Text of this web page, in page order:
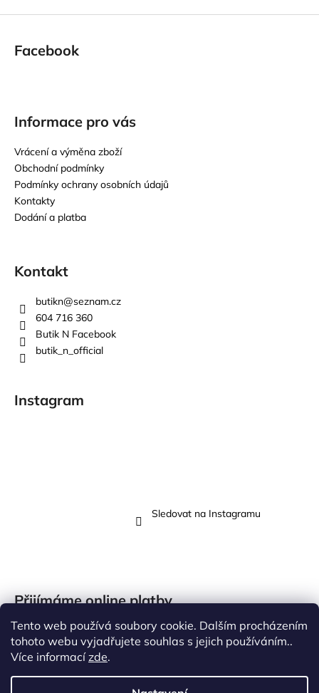
Tento web používá soubory cookie. Dalším procházením
tohoto webu vyjadřujete souhlas s jejich používáním..
Více informacízde.
Facebook
Informace pro vás
Vrácení a výměna zboží
Obchodní podmínky
Podmínky ochrany osobních údajů
Kontakty
Dodání a platba
Kontakt
butikn@seznam.cz
604 716 360
Butik N Facebook
butik_n_official
Instagram
Sledovat na Instagramu
Přijímáme online platby
Vytvořil Shoptet